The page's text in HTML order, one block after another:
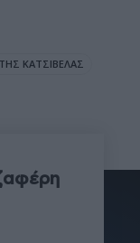
ΚΑΤΣΊΒΕΛΑΣ